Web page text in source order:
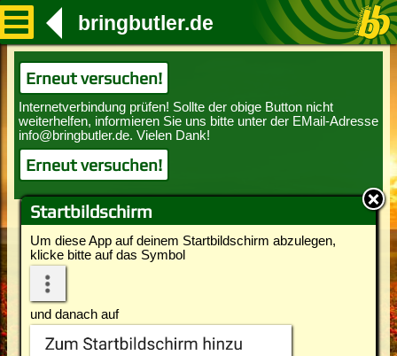
Startbildschirm
Um diese App auf deinem Startbildschirm abzulegen,
klicke bitte auf das Symbol
und danach auf
bringbutler.de
Erneut versuchen!
Erneut versuchen!